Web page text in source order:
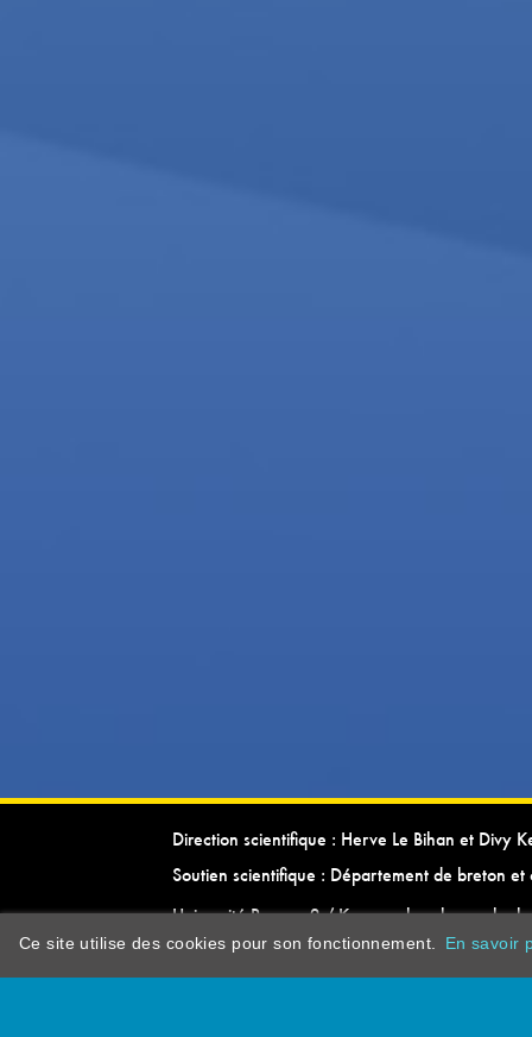
Direction scientifique : Herve Le Bihan et Divy
Soutien scientifique : Département de breton et
Université Rennes 2 / Kevrenn brezhoneg ha
Ce site utilise des cookies pour son fonctionnement. En savoir